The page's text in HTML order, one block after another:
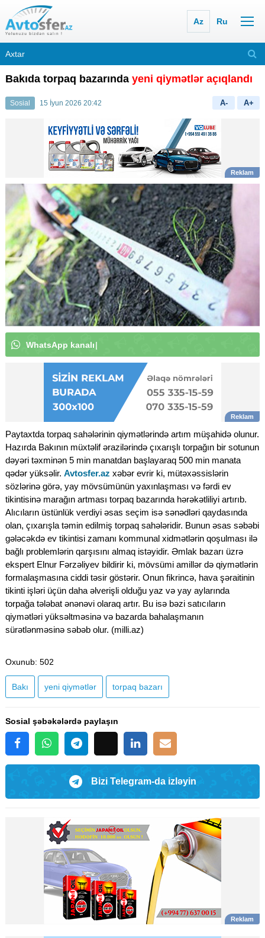
Az Ru
Bakıda torpaq bazarında yeni qiymətlər açıqlandı
Sosial 15 İyun 2026 20:42 A- A+
WhatsApp kanalım
Paytaxtda torpaq sahələrinin qiymətlərində artım müşahidə olunur.
Hazırda Bakının müxtəlif ərazilərində çıxarışlı torpağın bir sotunun
dəyəri təxminən 5 min manatdan başlayaraq 500 min manata
qədər yüksəlir. Avtosfer.az xəbər evrir ki, mütəxəssislərin
sözlərinə görə, yay mövsümünün yaxınlaşması və fərdi ev
tikintisinə marağın artması torpaq bazarında hərəkətliliyi artırıb.
Alıcıların üstünlük verdiyi əsas seçim isə sənədləri qaydasında
olan, çıxarışla təmin edilmiş torpaq sahələridir. Bunun əsas səbəbi
gələcəkdə ev tikintisi zamanı kommunal xidmətlərin qoşulması ilə
bağlı problemlərin qarşısını almaq istəyidir. Əmlak bazarı üzrə
ekspert Elnur Fərzəliyev bildirir ki, mövsümi amillər də qiymətlərin
formalaşmasına ciddi təsir göstərir. Onun fikrincə, hava şəraitinin
tikinti işləri üçün daha əlverişli olduğu yaz və yay aylarında
torpağa tələbat ənənəvi olaraq artır. Bu isə bəzi satıcıların
qiymətləri yüksəltməsinə və bazarda bahalaşmanın
sürətlənməsinə səbəb olur. (milli.az)
Oxunub: 502
Bakı yeni qiymətlər torpaq bazarı
Sosial şəbəkələrdə paylaşın
Bizi Telegram-da izləyin